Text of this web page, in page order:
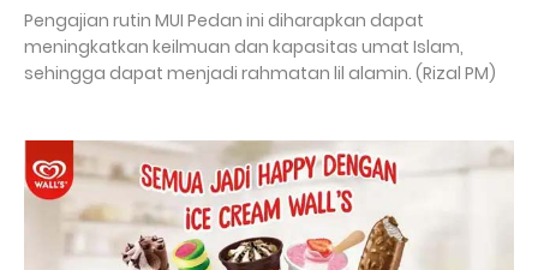
Pengajian rutin MUI Pedan ini diharapkan dapat
meningkatkan keilmuan dan kapasitas umat Islam,
sehingga dapat menjadi rahmatan lil alamin. (Rizal PM)